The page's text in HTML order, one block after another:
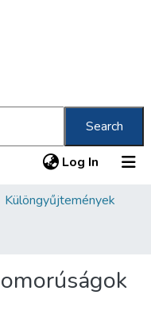
Search
Log In (current)
Különgyűjtemények